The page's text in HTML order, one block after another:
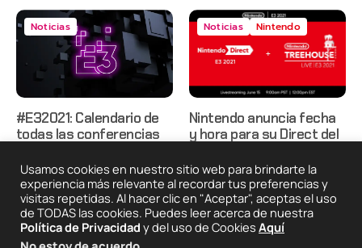
Noticias
#E32021: Calendario de
todas las conferencias
07 Jun, 2021
Noticias Nintendo
Nintendo anuncia fecha
y hora para su Direct del
N3k0 02 Jun, 2021
2025 © Degeneraciónx.com | Anime, Games & Nothing
Usamos cookies en nuestro sitio web para brindarte la
experiencia más relevante al recordar tus preferencias y
visitas repetidas. Al hacer clic en "Aceptar", aceptas el uso
de TODAS las cookies. Puedes leer acerca de nuestra
Política de Privacidad y del uso de Cookies Aquí